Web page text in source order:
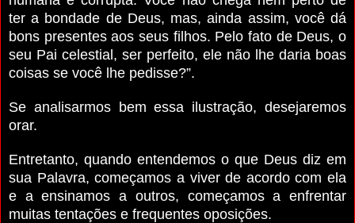
ter a bondade de Deus, mas, ainda assim, você dá
bons presentes aos seus filhos. Pelo fato de Deus, o
seu Pai celestial, ser perfeito, ele não lhe daria boas
coisas se você lhe pedisse?”.
Se analisarmos bem essa ilustração, desejaremos
orar.
Entretanto, quando entendemos o que Deus diz em
sua Palavra, começamos a viver de acordo com ela
e a ensinamos a outros, começamos a enfrentar
muitas tentações e frequentes oposições.